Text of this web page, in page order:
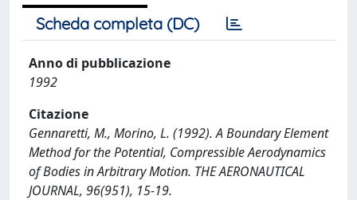
Scheda completa (DC)
Anno di pubblicazione
1992
Citazione
Gennaretti, M., Morino, L. (1992). A Boundary Element
Method for the Potential, Compressible Aerodynamics
of Bodies in Arbitrary Motion. THE AERONAUTICAL
JOURNAL, 96(951), 15-19.